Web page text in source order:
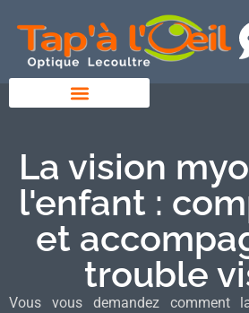
La vision
l'enfant :
et
trouble
Vous vous demandez comment